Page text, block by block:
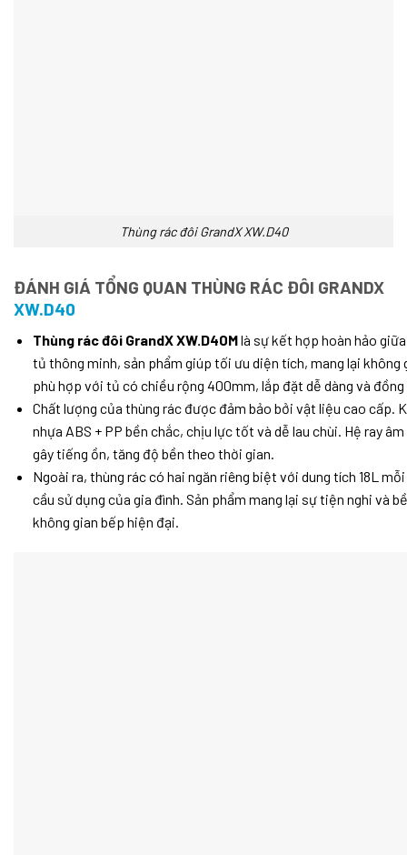
Thùng rác đôi GrandX XW.D40
ĐÁNH GIÁ TỔNG QUAN THÙNG RÁC ĐÔI GRANDX
XW.D40
Thùng rác đôi GrandX XW.D40Mlà sự kết hợp hoàn hảo
tủ thông minh, sản phẩm giúp tối ưu diện tích, mang lại
phù hợp với tủ có chiều rộng 400mm, lắp đặt dễ dàng và
Chất lượng của thùng rác được đảm bảo bởi vật liệu cao cấp.
nhựa ABS + PP bền chắc, chịu lực tốt và dễ lau chùi. Hệ ray
gây tiếng ồn, tăng độ bền theo thời gian.
Ngoài ra, thùng rác có hai ngăn riêng biệt với dung tích 18L
cầu sử dụng của gia đình. Sản phẩm mang lại sự tiện nghi và
không gian bếp hiện đại.